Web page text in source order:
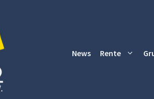
News Rente